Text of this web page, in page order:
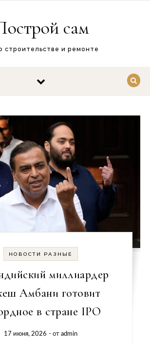
сам
строительстве и ремонте
НОВОСТИ РАЗНЫЕ
миллиардер
Амбани готовит
в стране IPO
17 июня, 2026 - отadmin